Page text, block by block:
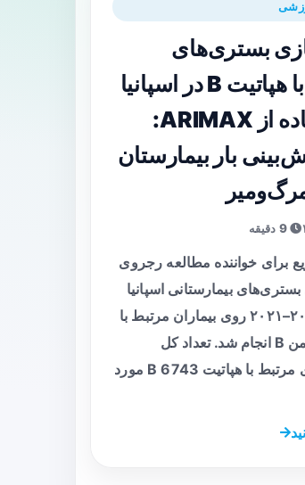
بستری‌های
مرتبط با هپاتیت B در اسپانیا
با استفاده از ARIMAX:
بار بیمارستان
9 دقیقه
برای خواننده مطالعه رجروی
بستری‌های بیمارستانی اسپانیا
در بازه ۲۰۰۵–۲۰۲۱ روی بیماران مرتبط با
هپاتیت مزمن B انجام شد. تعداد کل
ترخیص‌های مرتبط با هپاتیت B 6743 مورد